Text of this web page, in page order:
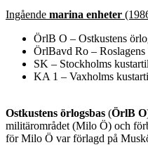
Ingående marina enheter
ÖrlB O – Ostkustens
ÖrlBavd Ro –
SK – Stockholms
KA 1 – Vaxholms
Ostkustens örlogsbas (ÖrlB O
militärområdet (Milo Ö) och
för Milo Ö var förlagd på